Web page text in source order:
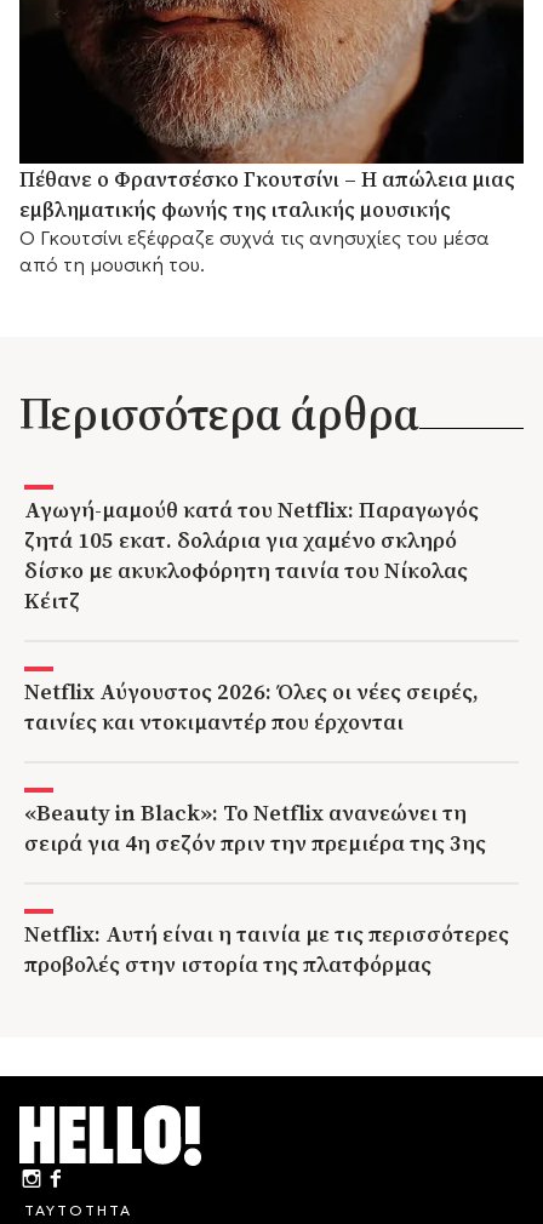
Πέθανε ο Φραντσέσκο Γκουτσίνι – Η απώλεια μιας
εμβληματικής φωνής της ιταλικής μουσικής
Ο Γκουτσίνι εξέφραζε συχνά τις ανησυχίες του μέσα
από τη μουσική του.
Περισσότερα άρθρα
Αγωγή-μαμούθ κατά του Netflix: Παραγωγός
ζητά 105 εκατ. δολάρια για χαμένο σκληρό
δίσκο με ακυκλοφόρητη ταινία του Νίκολας
Κέιτζ
Netflix Αύγουστος 2026: Όλες οι νέες σειρές,
ταινίες και ντοκιμαντέρ που έρχονται
«Beauty in Black»: Το Netflix ανανεώνει τη
σειρά για 4η σεζόν πριν την πρεμιέρα της 3ης
Netflix: Αυτή είναι η ταινία με τις περισσότερες
προβολές στην ιστορία της πλατφόρμας
ΤΑΥΤΟΤΗΤΑ